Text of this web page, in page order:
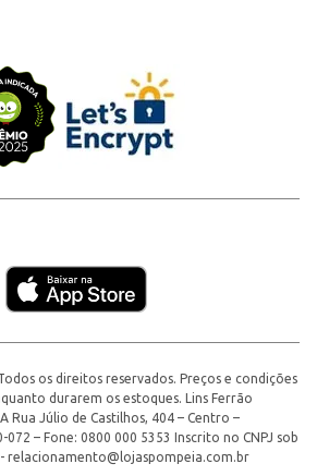
os direitos reservados. Preços e condições
durarem os estoques. Lins Ferrão
Rua Júlio de Castilhos, 404 – Centro –
072 – Fone: 0800 000 5353 Inscrito no CNPJ sob
relacionamento@lojaspompeia.com.br